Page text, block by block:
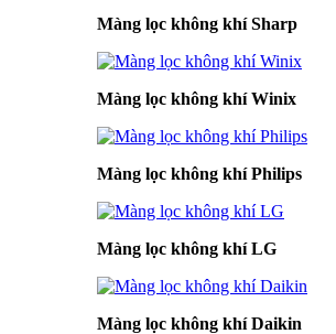
Màng lọc không khí Sharp
Màng lọc không khí Winix
Màng lọc không khí Philips
Màng lọc không khí LG
Màng lọc không khí Daikin